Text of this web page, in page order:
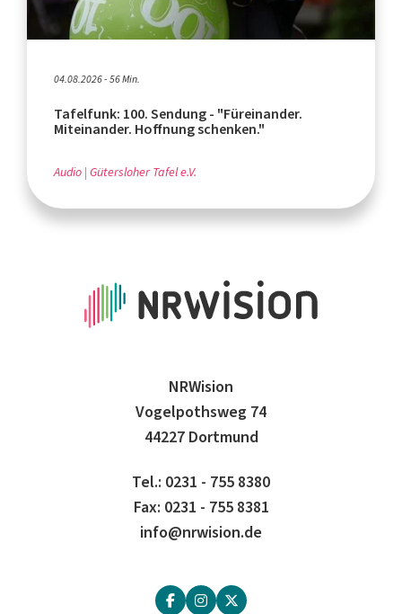
04.08.2026 - 56 Min.
Tafelfunk: 100. Sendung - "Füreinander.
Miteinander. Hoffnung schenken."
Audio Gütersloher Tafel e.V.
NRWision
Vogelpothsweg 74
44227 Dortmund
Tel.: 0231 - 755 8380
Fax: 0231 - 755 8381
info@nrwision.de